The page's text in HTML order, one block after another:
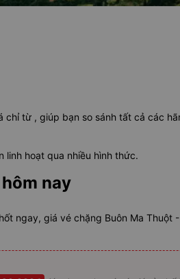
từ , giúp bạn so sánh tất cả các
hoạt qua nhiều hình thức.
nay
ngay, giá vé chặng Buôn Ma Thuột